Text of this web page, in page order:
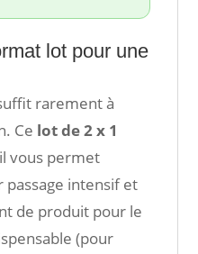
lot pour une
rarement à
Ce lot de 2 x 1
vous permet
intensif et
de produit pour le
(pour